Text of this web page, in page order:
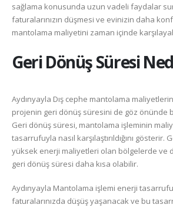
sağlama konusunda uzun vadeli faydalar
faturalarınızın düşmesi ve evinizin daha
mantolama maliyetini zaman içinde
Geri Dönüş Süresi
Aydınyayla Dış cephe mantolama
projenin geri dönüş süresini de göz önünde
Geri dönüş süresi, mantolama işleminin
tasarrufuyla nasıl karşılaştırıldığını gösterir.
yüksek enerji maliyetleri olan bölgelerde ve
geri dönüş süresi daha kısa olabilir.
Aydınyayla Mantolama işlemi enerji tasarrufu
faturalarınızda düşüş yaşanacak ve bu